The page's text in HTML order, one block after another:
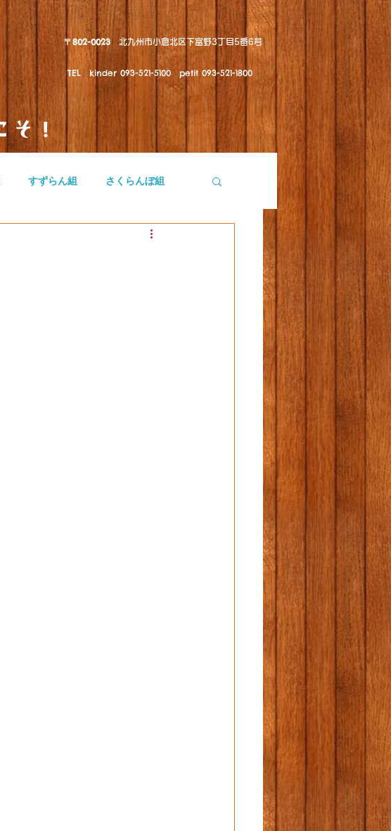
〒802-0023 北九州市小倉北区下富野3丁目5番6号
TEL kinder 093-521-5100 petit 093-521-1800
そ！
すずらん組 さくらんぼ組